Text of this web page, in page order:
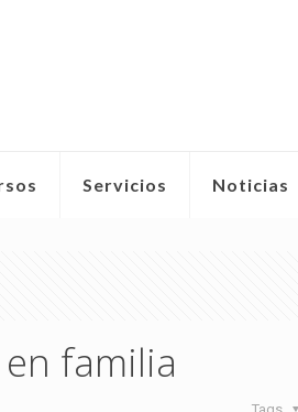
Servicios Noticias
familia